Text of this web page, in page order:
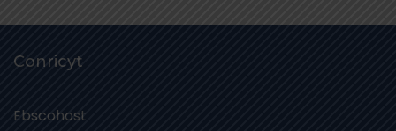
Conricyt
Ebscohost